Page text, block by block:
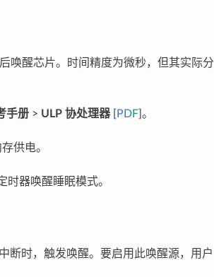
唤醒芯片。时间精度为微秒，但其实际分
手册> ULP 协处理器[ PDF]。
供电。
时器唤醒睡眠模式。
断时，触发唤醒。要启用此唤醒源，用户